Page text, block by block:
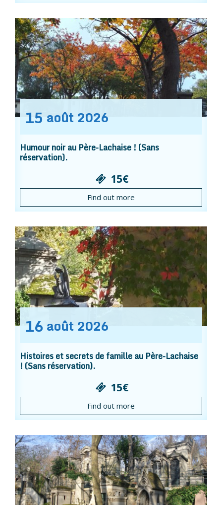
15 août 2026
Humour noir au Père-Lachaise ! (Sans
réservation).
15€
Find out more
16 août 2026
Histoires et secrets de famille au Père-Lachaise
! (Sans réservation).
15€
Find out more